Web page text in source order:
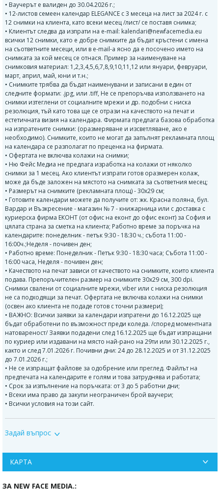
• Ваучерът е валиден до 30.04.2026 г.;
• 12-листов семеен календар ELEGANCE с 3 месеца на лист за 2024 г. с
12 снимки на клиента, като всеки месец /лист/ се поставя снимка;
• Клиентът следва да изпрати на e-mail: kalendari@newfacemedia.eu
всички 12 снимки, като е добре снимките да бъдат кръстени с имена
на съответните месеци, или в e-mail-а ясно да е посочено името на
снимката за кой месец се отнася. Пример за наименуване на
снимковия материал: 1,2,3,4,5,6,7,8,9,10,11,12 или януари, февруари,
март, април, май, юни и т.н.;
• Снимките трябва да бъдат наименувани и записани в един от
следните формати: .jpg, или .tiff, Не се препоръчва използването на
снимки изтеглени от социалните мрежи и др. подобни с ниска
резолюция, тъй като това ще се отрази на качеството на печат и
естетичната визия на календара. Фирмата предлага базова обработка
на изпратените снимки: (оразмеряване и изсветляване, ако е
необходимо). Снимките, които не могат да запълнят рекламната площ
на календара се разполагат по преценка на фирмата.
• Офертата не включва колажи на снимки;
• Ню Фейс Медиа не предлага изработка на колажи от няколко
снимки за 1 месец. Ако клиентът изпрати готов оразмерен колаж,
може да бъде заложен на мястото на снимката за съответния месец;
• Размерът на снимките (рекламната площ) - 30х29 см;
• Готовите календари можете да получите от: жк. Красна поляна, бул.
Вардар и Възкресение - магазин № 7 - книжарница или с доставка с
куриерска фирма ЕКОНТ (от офис на еконт до офис еконт) за София и
цялата страна за сметка на клиента; Работно време за поръчка на
календарите: понеделник - петък 9:30 - 18:30 ч.; събота 11:00 -
16:00ч.;Неделя - почивен ден;
• Работно време: Понеделник - Петък 9:30 - 18:30 часа; Събота 11:00 -
16:00 часа, Неделя - почивен ден;
• Качеството на печат зависи от качеството на снимките, които клиента
подава. Препоръчителен размер на снимките 30х29 см, 300 dpi.
Снимки свалени от социалните мрежи, viber или с ниска резолюция
не са подходящи за печат. Офертата не включва колажи на снимки
(освен ако клиента не подаде готов с точни размери);
• ВАЖНО: Всички заявки за календари изпратени до 16.12.2025 ще
бъдат обработени по възможност преди коледа. /според моментната
натовареност/ Заявки подадени след 16.12.2025 ще бъдат изпращани
по куриер или издавани на място най-рано на 29ти или 30.12.2025 г.,
както и след 7.01.2026 г. Почивни дни: 24 до 28.12.2025 и от 31.12.2025
до 7.01.2026 г.;
• Не се изпращат файлове за одобрение или преглед. Файлът на
предпечата на календарите е голям и това затруднява и работата;
• Срок за изпълнение на поръчката: от 3 до 5 работни дни;
• Всеки има право да закупи неограничен брой ваучери;
• Всички условия на този сайт.
1. Име на клиента:
3. Номер на ваучер и контролен номер:
4. Моля, попълнете имената на снимките и за кой месец се отнасят
Задай въпрос
КАРТА
ЗА NEW FACE MEDIA.: